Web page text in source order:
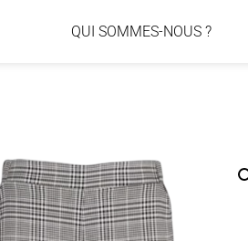
QUI SOMMES-NOUS ?